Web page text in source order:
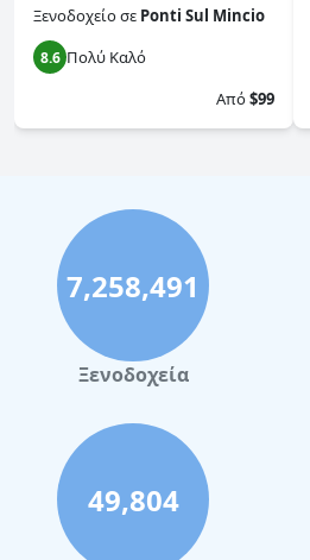
Ξενοδοχείοσε Ponti Sul Mincio
8.6 Πολύ Καλό
Από$99
7,258,491
Ξενοδοχεία
49,804